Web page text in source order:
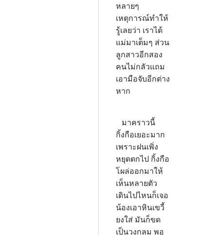
หลายๆ
เหตุการณ์ทำให้
รู้เลยว่า เราได้
แม่มาเต็มๆ ส่วน
ลูกสาวอีกสอง
คนไม่กลัวแถม
เอามือจับอีกต่าง
หาก
มาคราวนี้
กิ้งกือเยอะมาก
เพราะฝนเพิ่ง
หยุดตกไป กิ้งกือ
โผล่ออกมาให้
เห็นหลายตัว
เดินไปไหนก็เจอ
น้องเอาหินเขวี้
ยงใส่ มันก็ขด
เป็นวงกลม พอ